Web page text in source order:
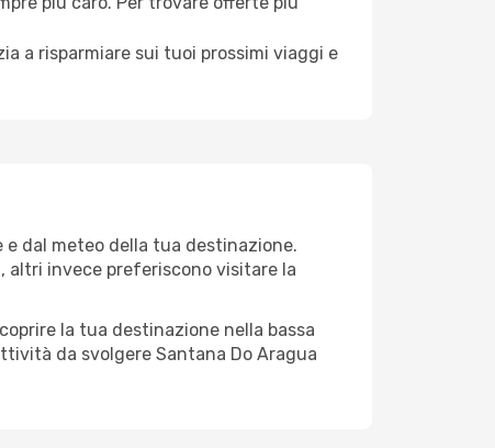
a risparmiare sui tuoi prossimi viaggi e
dal meteo della tua destinazione.
altri invece preferiscono visitare la
la tua destinazione nella bassa
da svolgere Santana Do Aragua